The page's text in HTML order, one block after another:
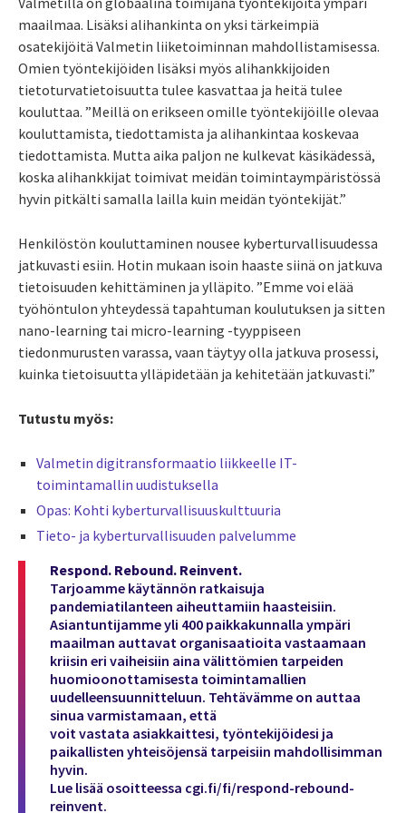
maailmaa. Lisäksi alihankinta on yksi tärkeimpiä
osatekijöitä Valmetin liiketoiminnan mahdollistamisessa.
Omien työntekijöiden lisäksi myös alihankkijoiden
tietoturvatietoisuutta tulee kasvattaa ja heitä tulee
kouluttaa. ”Meillä on erikseen omille työntekijöille olevaa
kouluttamista, tiedottamista ja alihankintaa koskevaa
tiedottamista. Mutta aika paljon ne kulkevat käsikädessä,
koska alihankkijat toimivat meidän toimintaympäristössä
hyvin pitkälti samalla lailla kuin meidän työntekijät.”
Henkilöstön kouluttaminen nousee kyberturvallisuudessa
jatkuvasti esiin. Hotin mukaan isoin haaste siinä on jatkuva
tietoisuuden kehittäminen ja ylläpito. ”Emme voi elää
työhöntulon yhteydessä tapahtuman koulutuksen ja sitten
nano-learning tai micro-learning -tyyppiseen
tiedonmurusten varassa, vaan täytyy olla jatkuva prosessi,
kuinka tietoisuutta ylläpidetään ja kehitetään jatkuvasti.”
Tutustu myös:
Valmetin digitransformaatio liikkeelle IT-
toimintamallin uudistuksella
Opas: Kohti kyberturvallisuuskulttuuria
Tieto- ja kyberturvallisuuden palvelumme
Respond. Rebound. Reinvent.
Tarjoamme käytännön ratkaisuja
pandemiatilanteen aiheuttamiin haasteisiin.
Asiantuntijamme yli 400 paikkakunnalla ympäri
maailman auttavat organisaatioita vastaamaan
kriisin eri vaiheisiin aina välittömien tarpeiden
huomioonottamisesta toimintamallien
uudelleensuunnitteluun. Tehtävämme on auttaa
sinua varmistamaan, että
voit vastata asiakkaittesi, työntekijöidesi ja
paikallisten yhteisöjensä tarpeisiin mahdollisimman
hyvin.
Lue lisää osoitteessa cgi.fi/fi/respond-rebound-
reinvent.